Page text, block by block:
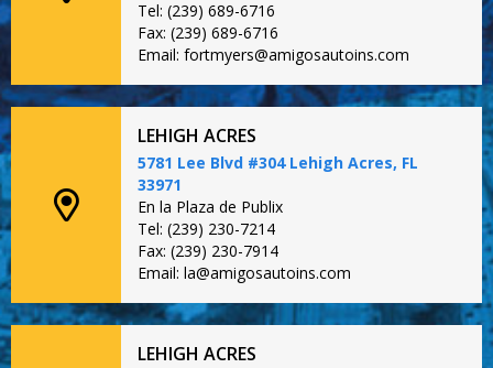
Tel: (239) 689-6716
Fax: (239) 689-6716
Email: fortmyers@amigosautoins.com
LEHIGH ACRES
5781 Lee Blvd #304 Lehigh Acres, FL
33971
En la Plaza de Publix
Tel: (239) 230-7214
Fax: (239) 230-7914
Email: la@amigosautoins.com
LEHIGH ACRES